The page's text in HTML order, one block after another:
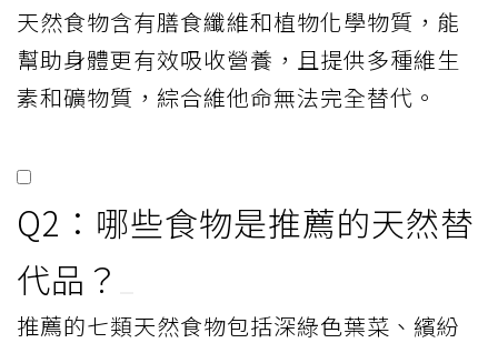
天然食物含有膳食纖維和植物化學物質，能
幫助身體更有效吸收營養，且提供多種維生
素和礦物質，綜合維他命無法完全替代。
Q2：哪些食物是推薦的天然替
代品？
推薦的七類天然食物包括深綠色葉菜、繽紛